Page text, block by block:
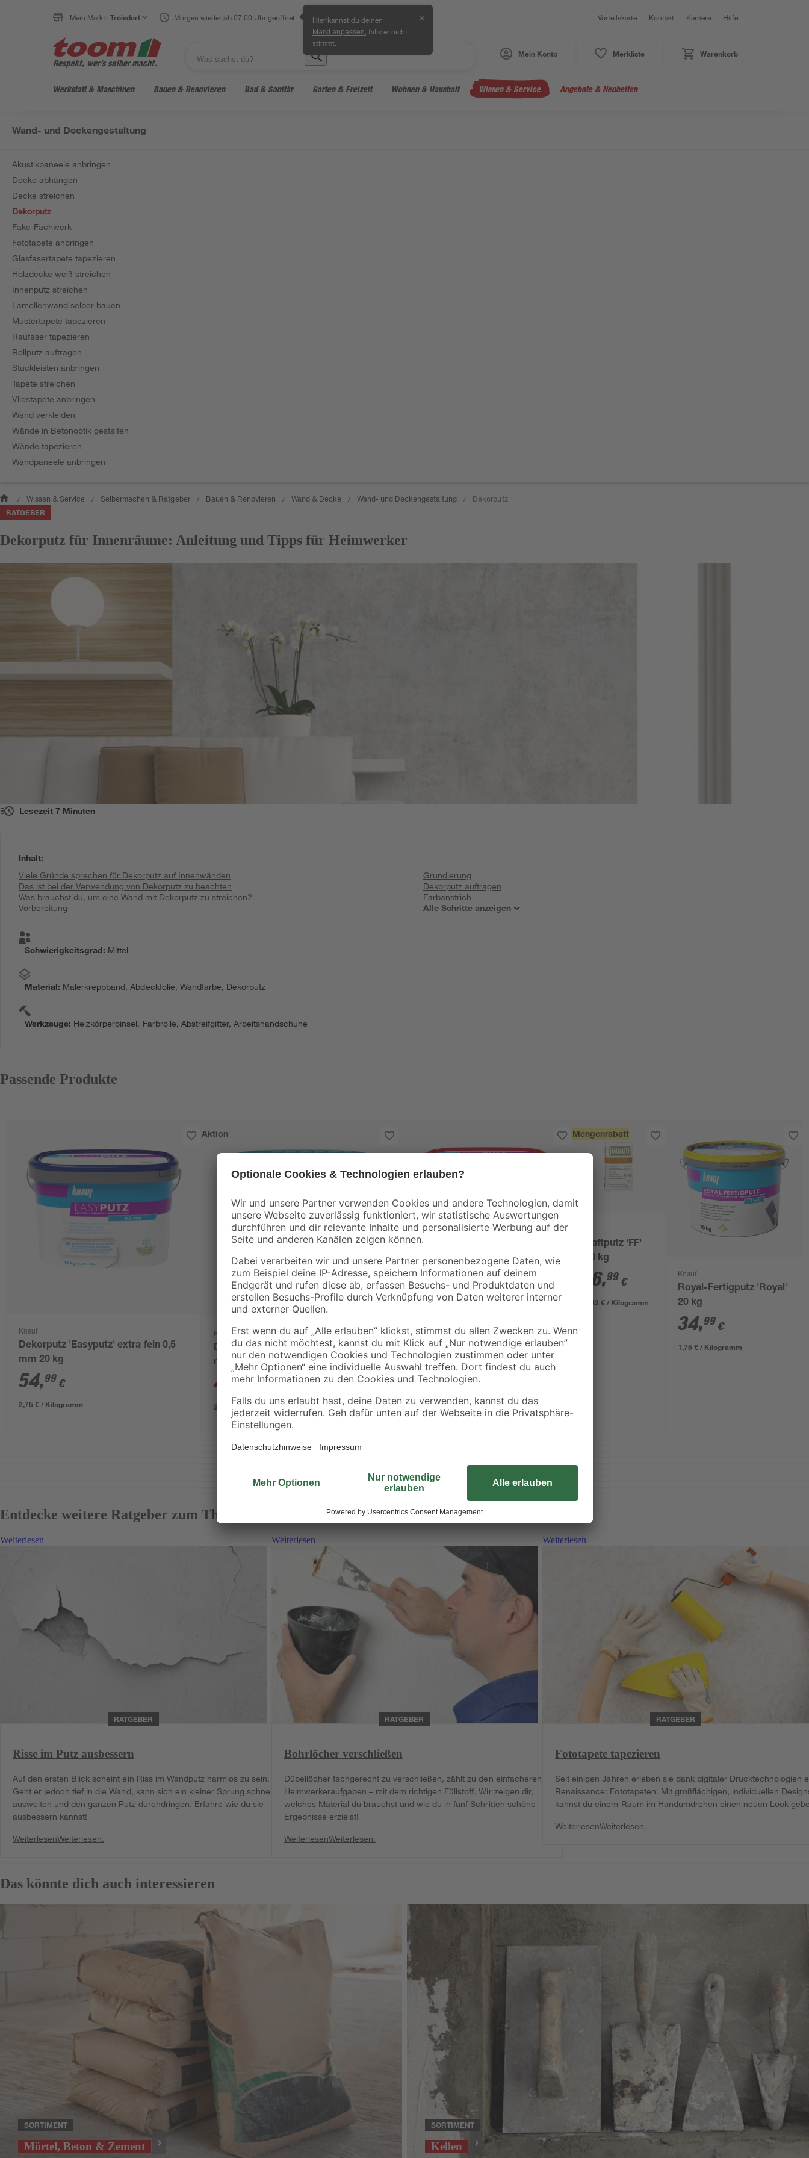
Mein Markt: Troisdorf Morgen wieder ab 07:00 Uhr geöffnet Hier kannst du deinen
Markt anpassen , falls er nicht
stimmt.
✕ Vorteilskarte Kontakt Karriere Hilfe
Mein Konto Merkliste Warenkorb
Werkstatt & Maschinen Bauen & Renovieren Bad & Sanitär Garten & Freizeit Wohnen & Haushalt Wissen & Service Angebote & Neuheiten
Wand- und Deckengestaltung
Akustikpaneele anbringen
Decke abhängen
Decke streichen
Dekorputz
Fake-Fachwerk
Fototapete anbringen
Glasfasertapete tapezieren
Holzdecke weiß streichen
Innenputz streichen
Lamellenwand selber bauen
Mustertapete tapezieren
Raufaser tapezieren
Rollputz auftragen
Stuckleisten anbringen
Tapete streichen
Vliestapete anbringen
Wand verkleiden
Wände in Betonoptik gestalten
Wände tapezieren
Wandpaneele anbringen
/ Wissen & Service / Selbermachen & Ratgeber / Bauen & Renovieren / Wand & Decke / Wand- und Deckengestaltung / Dekorputz
RATGEBER
Dekorputz für Innenräume: Anleitung und Tipps für Heimwerker
Lesezeit7 Minuten
Inhalt:
Viele Gründe sprechen für Dekorputz auf Innenwänden
Das ist bei der Verwendung von Dekorputz zu beachten
Was brauchst du, um eine Wand mit Dekorputz zu streichen?
Vorbereitung
Grundierung
Dekorputz auftragen
Farbanstrich
Alle Schritte anzeigen
Schwierigkeitsgrad: Mittel
Material: Malerkreppband, Abdeckfolie, Wandfarbe, Dekorputz
Werkzeuge: Heizkörperpinsel, Farbrolle, Abstreifgitter, Arbeitshandschuhe
Passende Produkte
Knauf
Dekorputz 'Easyputz' extra fein 0,5
mm 20 kg
54,99 €
2,75 € / Kilogramm
Aktion
Knauf
Dekorputz 'Easy Putz' extra fein 0,2
mm 20 kg
49,99 €
2,50 € / Kilogramm
mm 20 kg
54,99€
2,75 € / Kilogramm
Mengenrabatt
Haftputz 'FF'
40 kg
16,99 €
0,42 € / Kilogramm
Knauf
Royal-Fertigputz 'Royal'
20 kg
34,99 €
1,75 € / Kilogramm
Entdecke weitere Ratgeber zum Thema
Weiterlesen
RATGEBER
Risse im Putz ausbessern
Auf den ersten Blick scheint ein Riss im Wandputz harmlos zu sein.
Geht er jedoch tief in die Wand, kann sich ein kleiner Sprung schnell
ausweiten und den ganzen Putz durchdringen. Erfahre wie du sie
ausbessern kannst!
WeiterlesenWeiterlesen.
Weiterlesen
RATGEBER
Bohrlöcher verschließen
Dübellöcher fachgerecht zu verschließen, zählt zu den einfacheren
Heimwerkeraufgaben – mit dem richtigen Füllstoff. Wir zeigen dir,
welches Material du brauchst und wie du in fünf Schritten schöne
Ergebnisse erzielst!
WeiterlesenWeiterlesen.
Weiterlesen
RATGEBER
Fototapete tapezieren
Seit einigen Jahren erleben sie dank digitaler Drucktechnologien
Renaissance: Fototapeten. Mit großflächigen, individuellen
kannst du einem Raum im Handumdrehen einen neuen Look
WeiterlesenWeiterlesen.
Das könnte dich auch interessieren
SORTIMENT
Mörtel, Beton & Zement
SORTIMENT
Kellen